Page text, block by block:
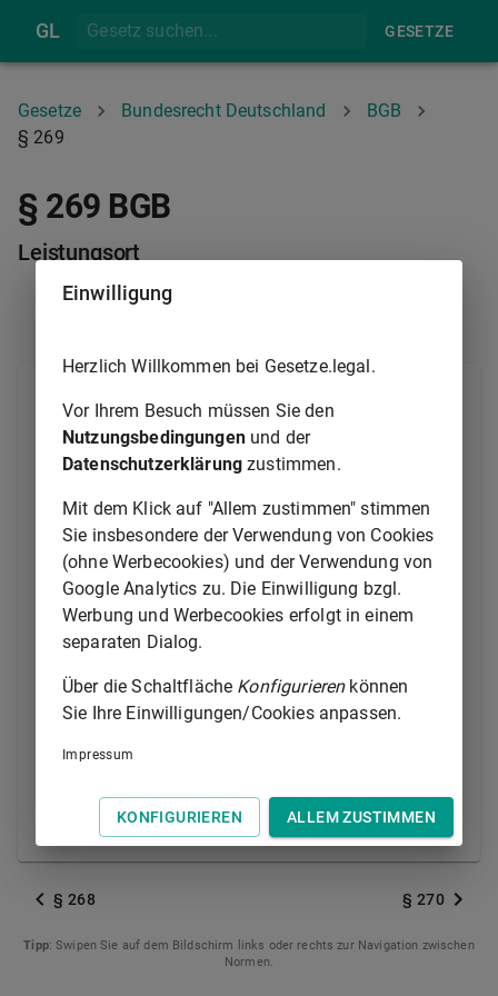
GL GESETZE
Gesetze Bundesrecht Deutschland
BGB
§ 269
§ 269 BGB
Leistungsort
aus den Umständen, insbesondere aus der Natur des
Schuldverhältnisses, zu entnehmen, so hat die
Leistung an dem Orte zu erfolgen, an welchem der
Schuldner zur Zeit der Entstehung des
Schuldverhältnisses seinen Wohnsitz hatte.
(2) Ist die Verbindlichkeit im Gewerbebetrieb des
Schuldners entstanden, so tritt, wenn der Schuldner
seine gewerbliche Niederlassung an einem anderen
Orte hatte, der Ort der Niederlassung an die Stelle des
Wohnsitzes.
(3) Aus dem Umstand allein, dass der Schuldner die
Kosten der Versendung übernommen hat, ist nicht zu
Versendung zu erfolgen hat, der Leistungsort sein
§ 268 § 270
Tipp: Swipen Sie auf dem Bildschirm links oder rechts zur Navigation zwischen
Normen.
Einwilligung
Herzlich Willkommen bei Gesetze.legal.
Vor Ihrem Besuch müssen Sie den
Nutzungsbedingungenund der
Datenschutzerklärung zustimmen.
Mit dem Klick auf "Allem zustimmen" stimmen
Sie insbesondere der Verwendung von Cookies
(ohne Werbecookies) und der Verwendung von
Google Analytics zu. Die Einwilligung bzgl.
Werbung und Werbecookies erfolgt in einem
separaten Dialog.
Über die Schaltfläche Konfigurierenkönnen
Sie Ihre Einwilligungen/Cookies anpassen.
Impressum
KONFIGURIEREN ALLEM ZUSTIMMEN